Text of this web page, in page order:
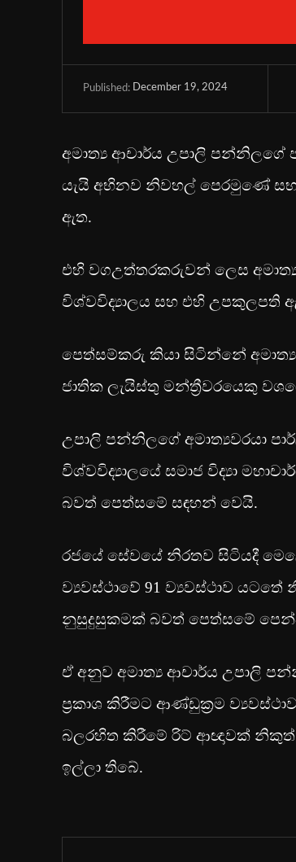
Published: December 19, 2024
අමාත්‍ය ආචාර්ය උපාලි
යැයි අභිනව නිවහල් පෙරමුණේ
ඇත.
එහි වගඋත්තරකරුවන් ලෙස
විශ්වවිද්‍යාලය සහ එහි උපකුලපති
පෙත්සම්කරු කියා සිටින්නේ
ජාතික ලැයිස්තු මන්ත්‍රීවරයෙකු
උපාලි පන්නිලගේ අමාත්‍යවරයා
විශ්වවිද්‍යාලයේ සමාජ විද්‍යා
බවත් පෙත්සමේ සඳහන් වෙයි.
රජයේ සේවයේ නිරතව සිටියදී
ව්‍යවස්ථාවේ 91 ව්‍යවස්ථාව
නුසුදුසුකමක් බවත් පෙත්සමේ
ඒ අනුව අමාත්‍ය ආචාර්ය උපාලි
ප්‍රකාශ කිරීමට ආණ්ඩුක්‍රම
බලරහිත කිරීමේ රිට් ආඥාවක්
ඉල්ලා තිබේ.